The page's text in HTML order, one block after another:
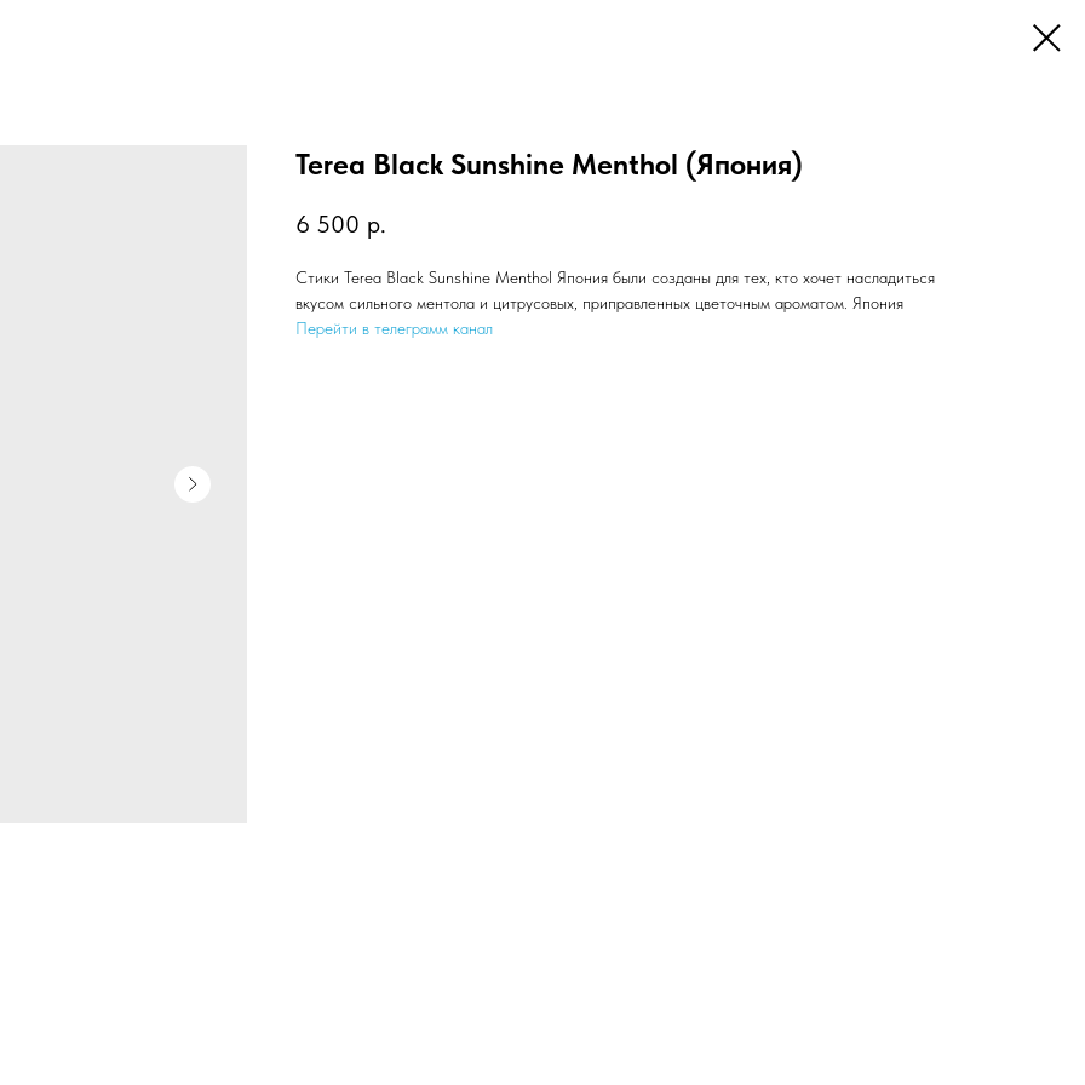
Terea Black Sunshine Menthol (Япония)
6 500 р.
Стики Terea Black Sunshine Menthol Япония были созданы для тех, кто хочет насладиться
вкусом сильного ментола и цитрусовых, приправленных цветочным ароматом. Япония
Перейти в телеграмм канал